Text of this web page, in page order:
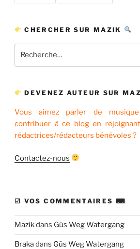
CHERCHER SUR MAZIK
pour
DEVENEZ AUTEUR SUR
Vous aimez parler de
contribuer à ce blog en
rédactrices/rédacteurs bénévoles ?
Contactez-nous
☑ VOS COMMENTAIRES ⌨
Mazikdans Güs Weg Watergang
Brakadans Güs Weg Watergang